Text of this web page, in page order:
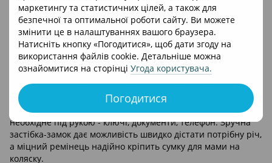
маркетингу та статистичних цілей, а також для
безпечної та оптимальної роботи сайту. Ви можете
змінити це в налаштуваннях вашого браузера.
Натисніть кнопку «Погодитися», щоб дати згоду на
використання файлів cookie. Детальніше можна
ознайомитися на сторінці Угода користувача.
Погодитися
Опис Характеристики Відгуки
Клатч Mima - це практична сумка для мами на коляску.
Забудьте про незручні аксесуарах для колясок - Mima
пропонує вам свіже рішення! Стильний і зручний клатч
стане незамінним під час прогулянок з малям. Невелика
сумка-клатч для дитячої коляски повністю замінить більшу,
громіздку сумку, адже вона дозволить вам тримати все
необхідне під рукою - ключі, документи, телефон. Зручна
застібка-замок дає можливість швидко дістати потрібну річ,
а міцний ремінець надійно кріпить сумку для мами на
коляску.